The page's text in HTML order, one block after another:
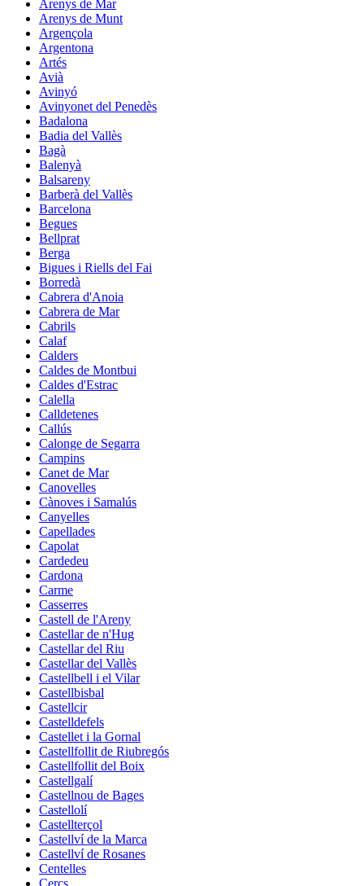
Arenys de Mar
Arenys de Munt
Argençola
Argentona
Artés
Avià
Avinyó
Avinyonet del Penedès
Badalona
Badia del Vallès
Bagà
Balenyà
Balsareny
Barberà del Vallès
Barcelona
Begues
Bellprat
Berga
Bigues i Riells del Fai
Borredà
Cabrera d'Anoia
Cabrera de Mar
Cabrils
Calaf
Calders
Caldes de Montbui
Caldes d'Estrac
Calella
Calldetenes
Callús
Calonge de Segarra
Campins
Canet de Mar
Canovelles
Cànoves i Samalús
Canyelles
Capellades
Capolat
Cardedeu
Cardona
Carme
Casserres
Castell de l'Areny
Castellar de n'Hug
Castellar del Riu
Castellar del Vallès
Castellbell i el Vilar
Castellbisbal
Castellcir
Castelldefels
Castellet i la Gornal
Castellfollit de Riubregós
Castellfollit del Boix
Castellgalí
Castellnou de Bages
Castellolí
Castellterçol
Castellví de la Marca
Castellví de Rosanes
Centelles
Cercs